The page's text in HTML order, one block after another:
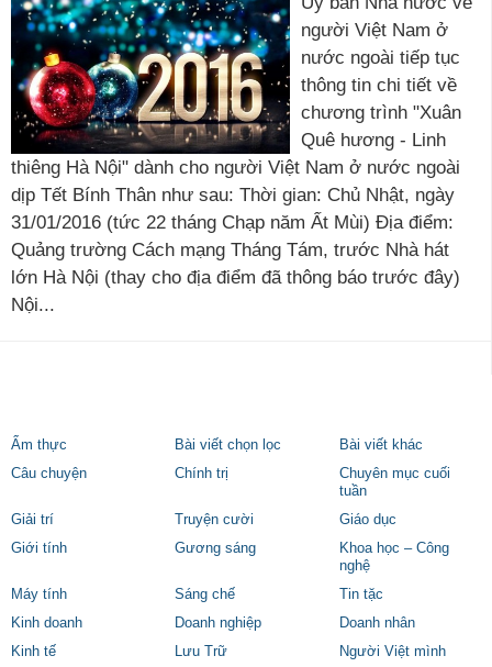
người Việt Nam ở
nước ngoài tiếp tục
thông tin chi tiết về
chương trình "Xuân
Quê hương - Linh
thiêng Hà Nội" dành cho người Việt Nam ở nước ngoài
dịp Tết Bính Thân như sau: Thời gian: Chủ Nhật, ngày
31/01/2016 (tức 22 tháng Chạp năm Ất Mùi) Địa điểm:
Quảng trường Cách mạng Tháng Tám, trước Nhà hát
lớn Hà Nội (thay cho địa điểm đã thông báo trước đây)
Nội...
Ẩm thực Bài viết chọn lọc
Bài viết khác
Câu chuyện
Chính trị
Chuyên mục cuối
tuần
Giải trí
Truyện cười
Giáo dục
Giới tính
Gương sáng
Khoa học – Công
nghệ
Máy tính
Sáng chế
Tin tặc
Kinh doanh
Doanh nghiệp
Doanh nhân
Kinh tế
Lưu Trữ
Người Việt mình